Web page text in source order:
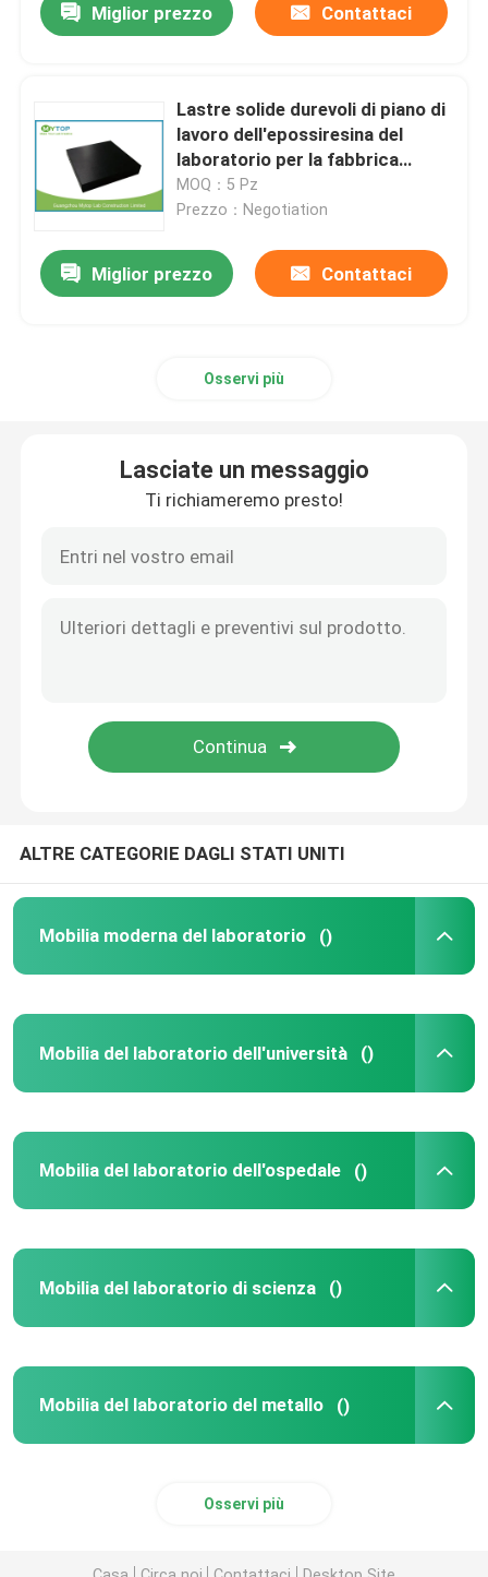
Mobilia del laboratorio del metallo
cappa di laboratorio
Piano di lavoro dell'epossiresina
Attrezzatura di laboratorio della stanza pulita
Governo di sicurezza biologico
Miglior prezzo Contattaci
Lastre solide durevoli di piano di
lavoro dell'epossiresina del
laboratorio per la fabbrica
farmaceutica
MOQ：5 Pz
Prezzo：Negotiation
Miglior prezzo Contattaci
Osservi più
Lasciate un messaggio
Ti richiameremo presto!
ALTRE CATEGORIE DAGLI STATI UNITI
Mobilia moderna del laboratorio ()
Mobilia del laboratorio dell'università ()
Mobilia del laboratorio dell'ospedale ()
Mobilia del laboratorio di scienza ()
Mobilia del laboratorio del metallo ()
Osservi più